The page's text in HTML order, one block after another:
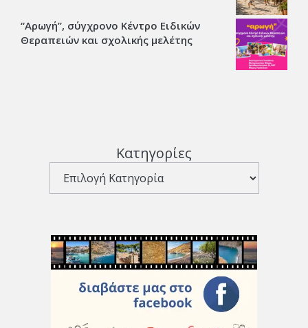
“Αρωγή”, σύγχρονο Κέντρο Ειδικών
Θεραπειών και σχολικής μελέτης
Κατηγορίες